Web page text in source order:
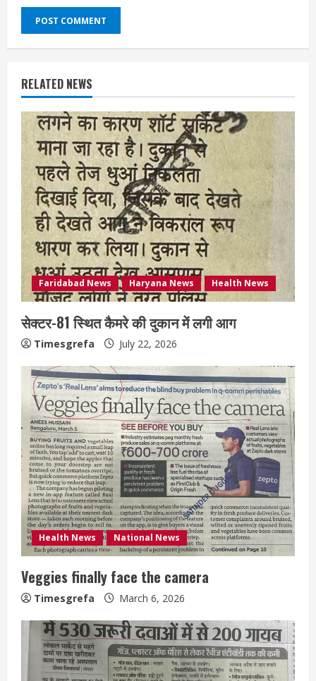
RELATED NEWS
Faridabad News Haryana News Health News
सेक्टर-81 स्थित कैमरे की दुकान में लगी आग
Timesgrefa July 22, 2026
Health News National News
Veggies finally face the camera
Timesgrefa March 6, 2026